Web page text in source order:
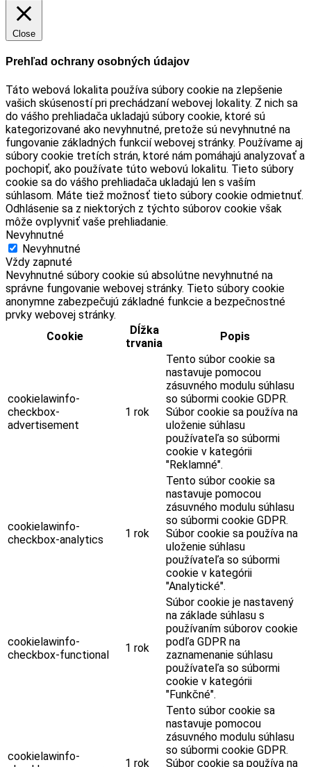
Close
Prehľad ochrany osobných údajov
Táto webová lokalita používa súbory cookie na zlepšenie
vašich skúseností pri prechádzaní webovej lokality. Z nich sa
do vášho prehliadača ukladajú súbory cookie, ktoré sú
kategorizované ako nevyhnutné, pretože sú nevyhnutné na
fungovanie základných funkcií webovej stránky. Používame aj
súbory cookie tretích strán, ktoré nám pomáhajú analyzovať a
pochopiť, ako používate túto webovú lokalitu. Tieto súbory
cookie sa do vášho prehliadača ukladajú len s vaším
súhlasom. Máte tiež možnosť tieto súbory cookie odmietnuť.
Odhlásenie sa z niektorých z týchto súborov cookie však
môže ovplyvniť vaše prehliadanie.
Nevyhnutné
Nevyhnutné
Vždy zapnuté
Nevyhnutné súbory cookie sú absolútne nevyhnutné na
správne fungovanie webovej stránky. Tieto súbory cookie
anonymne zabezpečujú základné funkcie a bezpečnostné
prvky webovej stránky.
Cookie
Dĺžka
trvania
Popis
cookielawinfo-
checkbox-
advertisement
1 rok
Tento súbor cookie sa
nastavuje pomocou
zásuvného modulu súhlasu
so súbormi cookie GDPR.
Súbor cookie sa používa na
uloženie súhlasu
používateľa so súbormi
cookie v kategórii
"Reklamné".
cookielawinfo-
checkbox-analytics
1 rok
Tento súbor cookie sa
nastavuje pomocou
zásuvného modulu súhlasu
so súbormi cookie GDPR.
Súbor cookie sa používa na
uloženie súhlasu
používateľa so súbormi
cookie v kategórii
"Analytické".
cookielawinfo-
checkbox-functional
1 rok
Súbor cookie je nastavený
na základe súhlasu s
používaním súborov cookie
podľa GDPR na
zaznamenanie súhlasu
používateľa so súbormi
cookie v kategórii
"Funkčné".
cookielawinfo-
1 rok
Tento súbor cookie sa
nastavuje pomocou
zásuvného modulu súhlasu
so súbormi cookie GDPR.
Súbor cookie sa používa na